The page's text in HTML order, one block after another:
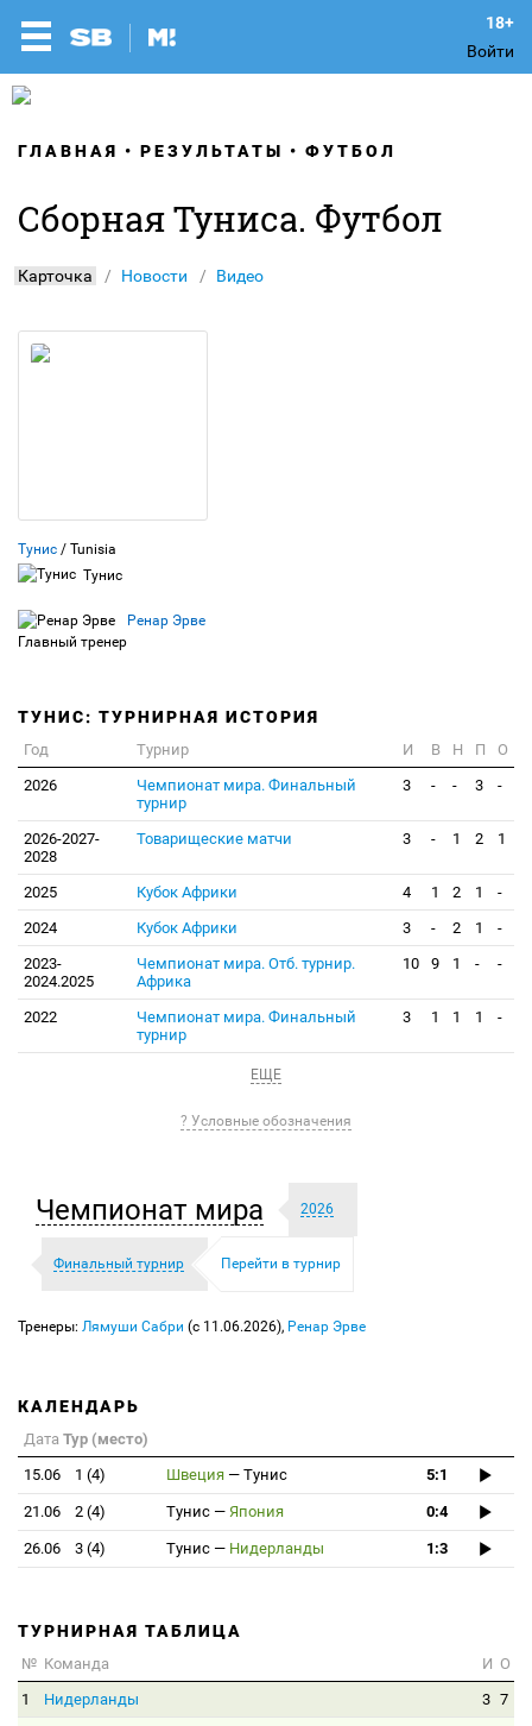
Войти
ГЛАВНАЯ РЕЗУЛЬТАТЫ ФУТБОЛ
Сборная Туниса. Футбол
Карточка Новости Видео
Тунис / Tunisia
Тунис
Ренар Эрве
Главный тренер
ТУНИС: ТУРНИРНАЯ ИСТОРИЯ
Год Турнир И В Н П
О
2026
Чемпионат мира. Финальный
турнир
3 - - 3 -
2026-2027-
2028
Товарищеские матчи 3 - 1 2 1
2025 Кубок Африки 4 1 2 1
-
2024
Кубок Африки 3 - 2 1
-
2023-
2024.2025
Чемпионат мира. Отб. турнир.
Африка
10 9 1 - -
2022
Чемпионат мира. Финальный
турнир
3 1 1 1 -
ЕЩЕ
? Условные обозначения
Чемпионат мира 2026
Финальный турнир Перейти в турнир
Тренеры: Лямуши Сабри (c 11.06.2026), Ренар Эрве
КАЛЕНДАРЬ
Дата Тур (место)
15.06
1 (4) Швеция — Тунис 5:1
21.06 2 (4) Тунис — Япония 0:4
26.06 3 (4) Тунис — Нидерланды 1:3
ТУРНИРНАЯ ТАБЛИЦА
№ Команда И О
1
Нидерланды 3 7